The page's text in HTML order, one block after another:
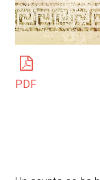
PDF